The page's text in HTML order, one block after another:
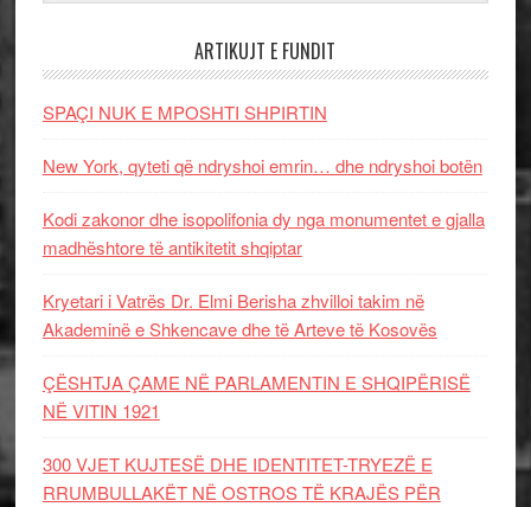
ARTIKUJT E FUNDIT
SPAÇI NUK E MPOSHTI SHPIRTIN
New York, qyteti që ndryshoi emrin… dhe ndryshoi botën
Kodi zakonor dhe isopolifonia dy nga monumentet e gjalla
madhështore të antikitetit shqiptar
Kryetari i Vatrës Dr. Elmi Berisha zhvilloi takim në
Akademinë e Shkencave dhe të Arteve të Kosovës
ÇËSHTJA ÇAME NË PARLAMENTIN E SHQIPËRISË
NË VITIN 1921
300 VJET KUJTESË DHE IDENTITET-TRYEZË E
RRUMBULLAKËT NË OSTROS TË KRAJËS PËR